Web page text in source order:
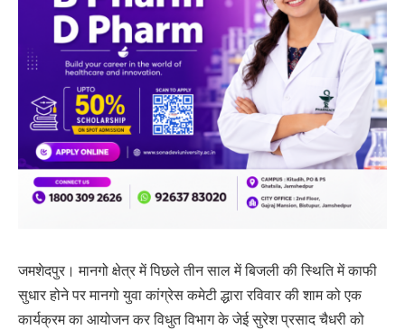
जमशेदपुर। मानगो क्षेत्र में पिछले तीन साल में बिजली की स्थिति में काफी
सुधार होने पर मानगो युवा कांग्रेस कमेटी द्धारा रविवार की शाम को एक
कार्यक्रम का आयोजन कर विधुत विभाग के जेई सुरेश प्रसाद चैधरी को